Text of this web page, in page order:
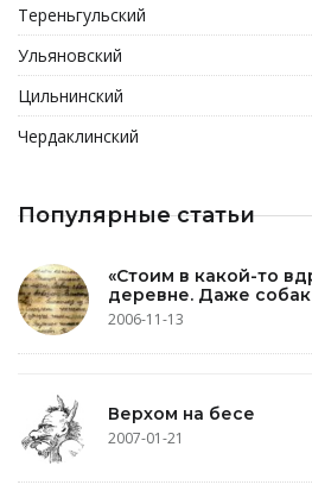
Тереньгульский
Ульяновский
Цильнинский
Чердаклинский
Популярные статьи
«Стоим в какой-то
деревне. Даже
2006-11-13
Верхом на бесе
2007-01-21